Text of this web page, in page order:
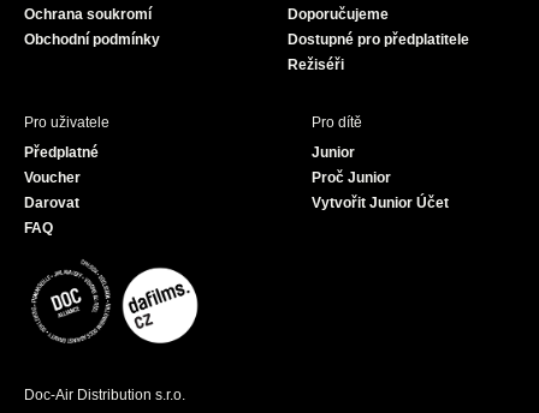
Ochrana soukromí
Obchodní podmínky
Doporučujeme
Dostupné pro předplatitele
Režiséři
Pro uživatele
Předplatné
Voucher
Darovat
FAQ
Pro dítě
Junior
Proč Junior
Vytvořit Junior Účet
Doc-Air Distribution s.r.o.